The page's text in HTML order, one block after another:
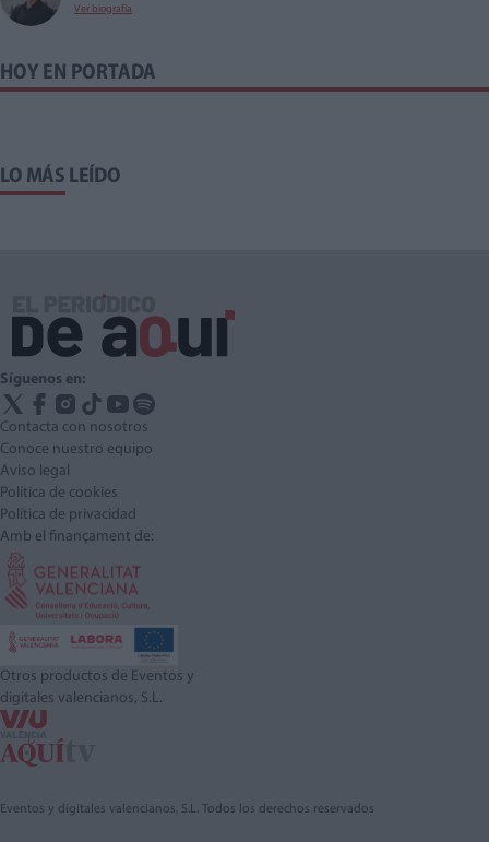
Ver biografía
HOY EN PORTADA
LO MÁS LEÍDO
Síguenos en:
Contacta con nosotros
Conoce nuestro equipo
Aviso legal
Política de cookies
Política de privacidad
Amb el finançament de:
Otros productos de Eventos y
digitales valencianos, S.L.
Eventos y digitales valencianos, S.L. Todos los derechos reservados